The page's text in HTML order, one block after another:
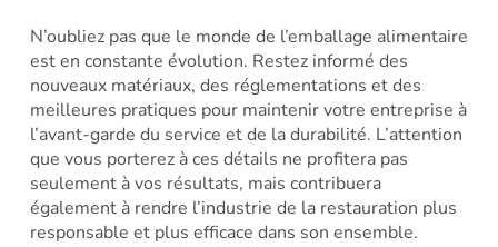
N’oubliez pas que le monde de l’emballage alimentaire
est en constante évolution. Restez informé des
nouveaux matériaux, des réglementations et des
meilleures pratiques pour maintenir votre entreprise à
l’avant-garde du service et de la durabilité. L’attention
que vous porterez à ces détails ne profitera pas
seulement à vos résultats, mais contribuera
également à rendre l’industrie de la restauration plus
responsable et plus efficace dans son ensemble.